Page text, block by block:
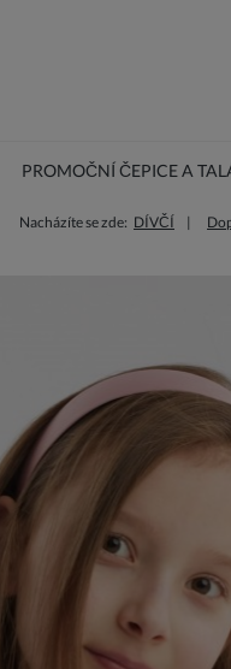
PROMOČNÍ ČEPICE A
Nacházíte se zde: DÍVČÍ